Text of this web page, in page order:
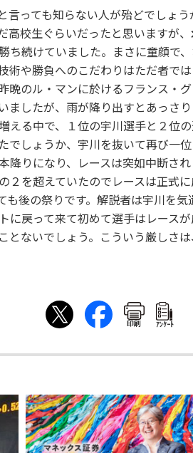
言っても知らない人が殆どでしょ
高校生ぐらいだったと思いますが
ち続けていました。まさに童顔で
術や勝負へのこだわりはただ者で
晩のル・マンに於けるフランス・
ましたが、雨が降り出すとあっさ
える中で、１位の宇川選手と２位
でしょうか、宇川を抜いて再び一
降りになり、レースは突如中断され
２を超えていたのでレースは正式
も後の祭りです。解説者は宇川を
に戻って来て初めて選手はレース
とないでしょう。こういう厳しさ
印刷 ｱﾝｹｰﾄ